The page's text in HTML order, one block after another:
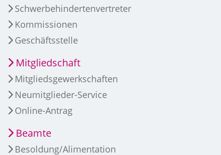
Schwerbehindertenvertreter
Kommissionen
Geschäftsstelle
Mitgliedschaft
Mitgliedsgewerkschaften
Neumitglieder-Service
Online-Antrag
Beamte
Besoldung/Alimentation